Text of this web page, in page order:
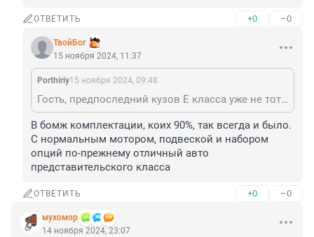
ОТВЕТИТЬ +0 –0
ТвойБог
15 ноября 2024, 11:37
Porthiriy15 ноября 2024, 09:48
Гость, предпоследний кузов Е класса уже не тот «Мерседес» … экономия на всем, машина стала обычной массовой моделью среднестатистического автопрома
В бомж комплектации, коих 90%, так всегда и было.
С нормальным мотором, подвеской и набором
опций по-прежнему отличный авто
представительского класса
ОТВЕТИТЬ +0 –0
мухомор
14 ноября 2024, 23:07